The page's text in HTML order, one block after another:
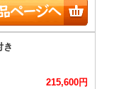
215,600円